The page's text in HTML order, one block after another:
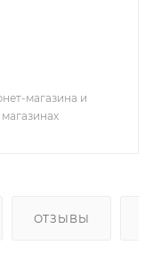
магазина и
ОТЗЫВЫ